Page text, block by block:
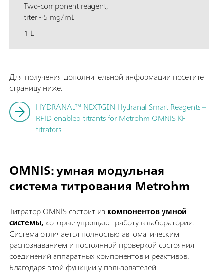
Two-component reagent,
titer ~5 mg/mL
1 L
Для получения дополнительной информации посетите
страницу ниже.
HYDRANAL™ NEXTGEN Hydranal Smart Reagents –
RFID-enabled titrants for Metrohm OMNIS KF
titrators
OMNIS: умная модульная
система титрования Metrohm
Титратор OMNIS состоит изкомпонентов умной
системы,которые упрощают работу в лаборатории.
Система отличается полностью автоматическим
распознаванием и постоянной проверкой состояния
соединений аппаратных компонентов и реактивов.
Благодаря этой функции у пользователей